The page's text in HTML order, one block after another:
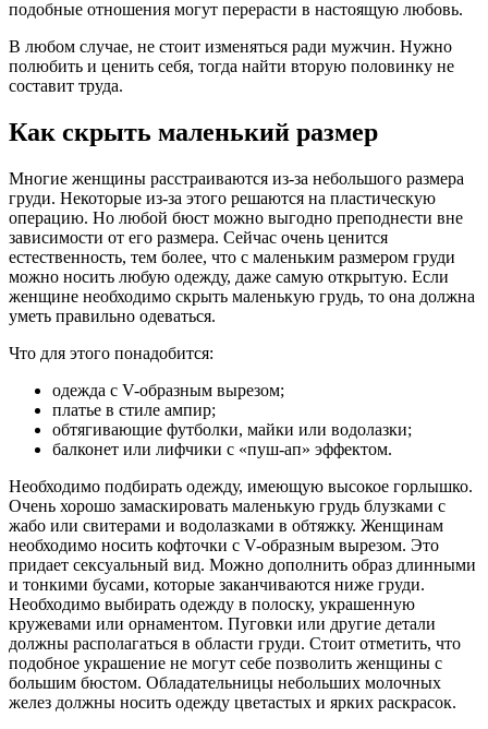
подобные отношения могут перерасти в настоящую любовь.
В любом случае, не стоит изменяться ради мужчин. Нужно
полюбить и ценить себя, тогда найти вторую половинку не
составит труда.
Как скрыть маленький размер
Многие женщины расстраиваются из-за небольшого размера
груди. Некоторые из-за этого решаются на пластическую
операцию. Но любой бюст можно выгодно преподнести вне
зависимости от его размера. Сейчас очень ценится
естественность, тем более, что с маленьким размером груди
можно носить любую одежду, даже самую открытую. Если
женщине необходимо скрыть маленькую грудь, то она должна
уметь правильно одеваться.
Что для этого понадобится:
одежда с V-образным вырезом;
платье в стиле ампир;
обтягивающие футболки, майки или водолазки;
балконет или лифчики с «пуш-ап» эффектом.
Необходимо подбирать одежду, имеющую высокое горлышко.
Очень хорошо замаскировать маленькую грудь блузками с
жабо или свитерами и водолазками в обтяжку. Женщинам
необходимо носить кофточки с V-образным вырезом. Это
придает сексуальный вид. Можно дополнить образ длинными
и тонкими бусами, которые заканчиваются ниже груди.
Необходимо выбирать одежду в полоску, украшенную
кружевами или орнаментом. Пуговки или другие детали
должны располагаться в области груди. Стоит отметить, что
подобное украшение не могут себе позволить женщины с
большим бюстом. Обладательницы небольших молочных
желез должны носить одежду цветастых и ярких раскрасок.